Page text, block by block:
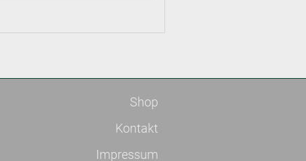
Shop
Kontakt
Impressum